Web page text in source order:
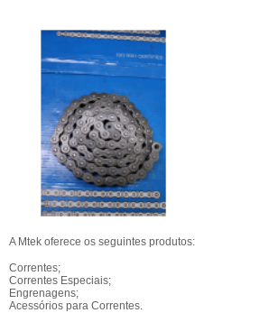
A Mtek oferece os seguintes produtos:
Correntes;
Correntes Especiais;
Engrenagens;
Acessórios para Correntes.